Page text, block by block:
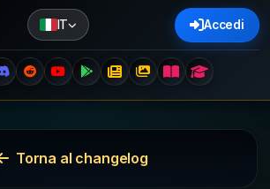
IT Accedi
Torna al changelog